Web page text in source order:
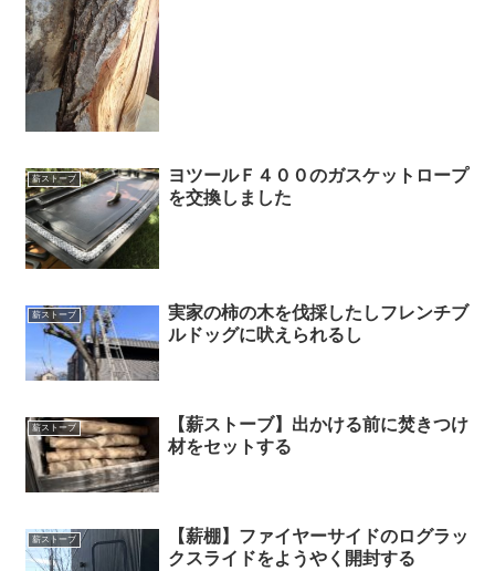
薪ストーブ
ヨツールＦ４００のガスケットロープ
を交換しました
薪ストーブ
実家の柿の木を伐採したしフレンチブ
ルドッグに吠えられるし
薪ストーブ
【薪ストーブ】出かける前に焚きつけ
材をセットする
薪ストーブ
【薪棚】ファイヤーサイドのログラッ
クスライドをようやく開封する